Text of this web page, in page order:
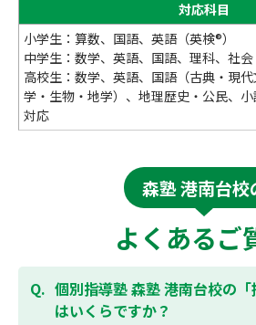
対応科目
小学生：算数、国語、英語（英検®）
中学生：数学、英語、国語、理科、社会
高校生：数学、英語、国語（古典・現
学・生物・地学）、地理歴史・公民、
対応
森塾 港南台校
よくあるご
個別指導塾 森塾 港南台校の「
はいくらですか？